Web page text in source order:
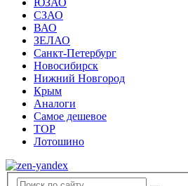
ЮЗАО
СЗАО
ВАО
ЗЕЛАО
Санкт-Петербург
Новосибирск
Нижний Новгород
Крым
Аналоги
Самое дешевое
TOP
Лотошино